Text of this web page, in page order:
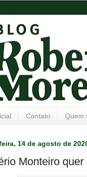
Contato Quem
14 de agosto de
Monteiro